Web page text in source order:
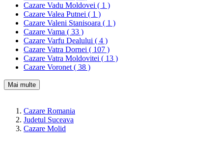
Cazare Vadu Moldovei ( 1 )
Cazare Valea Putnei ( 1 )
Cazare Valeni Stanisoara ( 1 )
Cazare Vama ( 33 )
Cazare Varfu Dealului ( 4 )
Cazare Vatra Dornei ( 107 )
Cazare Vatra Moldovitei ( 13 )
Cazare Voronet ( 38 )
Mai multe
Cazare Romania
Judetul Suceava
Cazare Molid